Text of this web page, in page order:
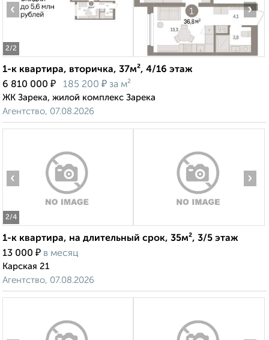
2/2
‹ ›
1-к квартира, вторичка, 37м², 4/16 этаж
6 810 000 ₽ 185 200 ₽ за м²
ЖК Зарека, жилой комплекс Зарека
Агентство, 07.08.2026
2/4
‹ ›
1-к квартира, на длительный срок, 35м², 3/5 этаж
13 000 ₽ в месяц
Карская 21
Агентство, 07.08.2026